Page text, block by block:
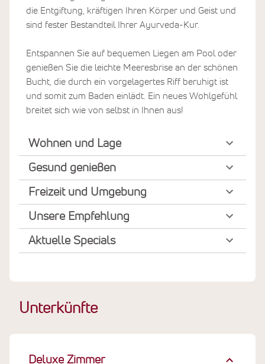
die Entgiftung, kräftigen Ihren Körper und Geist und
sind fester Bestandteil Ihrer Ayurveda-Kur.
Entspannen Sie auf bequemen Liegen am Pool oder
genießen Sie die leichte Meeresbrise an der schönen
Bucht, die durch ein vorgelagertes Riff beruhigt ist
und somit zum Baden einlädt. Ein neues Wohlgefühl
breitet sich wie von selbst in Ihnen aus!
Wohnen und Lage
Gesund genießen
Freizeit und Umgebung
Unsere Empfehlung
Aktuelle Specials
Unterkünfte
Deluxe Zimmer